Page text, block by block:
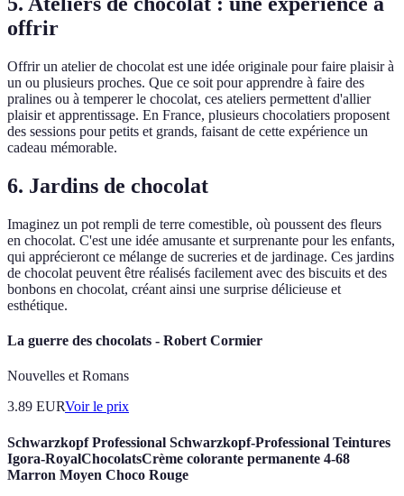
offrir
Offrir un atelier de chocolat est une idée originale pour faire plaisir à
un ou plusieurs proches. Que ce soit pour apprendre à faire des
pralines ou à temperer le chocolat, ces ateliers permettent d'allier
plaisir et apprentissage. En France, plusieurs chocolatiers proposent
des sessions pour petits et grands, faisant de cette expérience un
cadeau mémorable.
6. Jardins de chocolat
Imaginez un pot rempli de terre comestible, où poussent des fleurs
en chocolat. C'est une idée amusante et surprenante pour les enfants,
qui apprécieront ce mélange de sucreries et de jardinage. Ces jardins
de chocolat peuvent être réalisés facilement avec des biscuits et des
bonbons en chocolat, créant ainsi une surprise délicieuse et
esthétique.
La guerre des chocolats - Robert Cormier
Nouvelles et Romans
3.89 EURVoir le prix
Schwarzkopf Professional Schwarzkopf-Professional Teintures
Igora-RoyalChocolatsCrème colorante permanente 4-68
Marron Moyen Choco Rouge